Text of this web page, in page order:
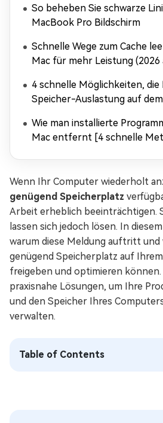
So beheben Sie schwarze
MacBook Pro Bildschirm
Schnelle Wege zum Cache
Mac für mehr Leistung (2026
4 schnelle Möglichkeiten, die
Speicher-Auslastung auf
Wie man installierte
Mac entfernt [4 schnelle
Wenn Ihr Computer wiederholt
genügend Speicherplatz
Arbeit erheblich beeinträchtigen.
lassen sich jedoch lösen. In
warum diese Meldung auftritt und
genügend Speicherplatz auf
freigeben und optimieren können.
praxisnahe Lösungen, um Ihre
und den Speicher Ihres
verwalten.
Table of Contents